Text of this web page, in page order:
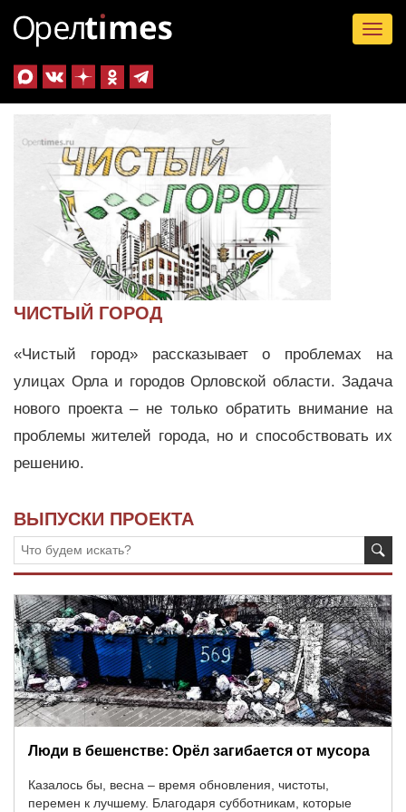
ЧИСТЫЙ ГОРОД
«Чистый город» рассказывает о проблемах на
улицах Орла и городов Орловской области. Задача
нового проекта – не только обратить внимание на
проблемы жителей города, но и способствовать их
решению.
ВЫПУСКИ ПРОЕКТА
Люди в бешенстве: Орёл загибается от мусора
Казалось бы, весна – время обновления, чистоты,
перемен к лучшему. Благодаря субботникам, которые